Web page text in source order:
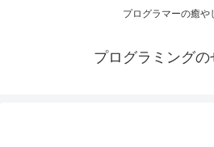
プログラマーの癒や
プログラミングの